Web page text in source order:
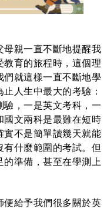
母親一直不斷地提醒我
教育的旅程時，這個理
們就這樣一直不斷地學
人生中最大的考驗：
驗，一是英文考科，一
國文兩科是最難在短時
實不是簡單讀幾天就能
什麼範圍的考試。但
的準備，甚至在學測上
便給予我們很多關於英